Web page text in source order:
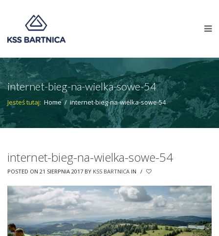
internet-bieg-na-wielka-sowe-54
Jesteś tutaj: Home / internet-bieg-na-wielka-sowe-54
internet-bieg-na-wielka-sowe-54
POSTED ON 21 SIERPNIA 2017 BY KSS BARTNICA IN /